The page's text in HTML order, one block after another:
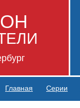
Главная Серии